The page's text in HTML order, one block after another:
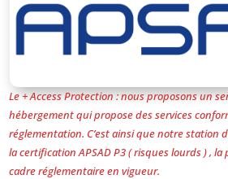
Le + Access Protection : nous proposons un
hébergement qui propose des services
réglementation. C’est ainsi que notre station
la certification APSAD P3 ( risques lourds ) ,
cadre réglementaire en vigueur.